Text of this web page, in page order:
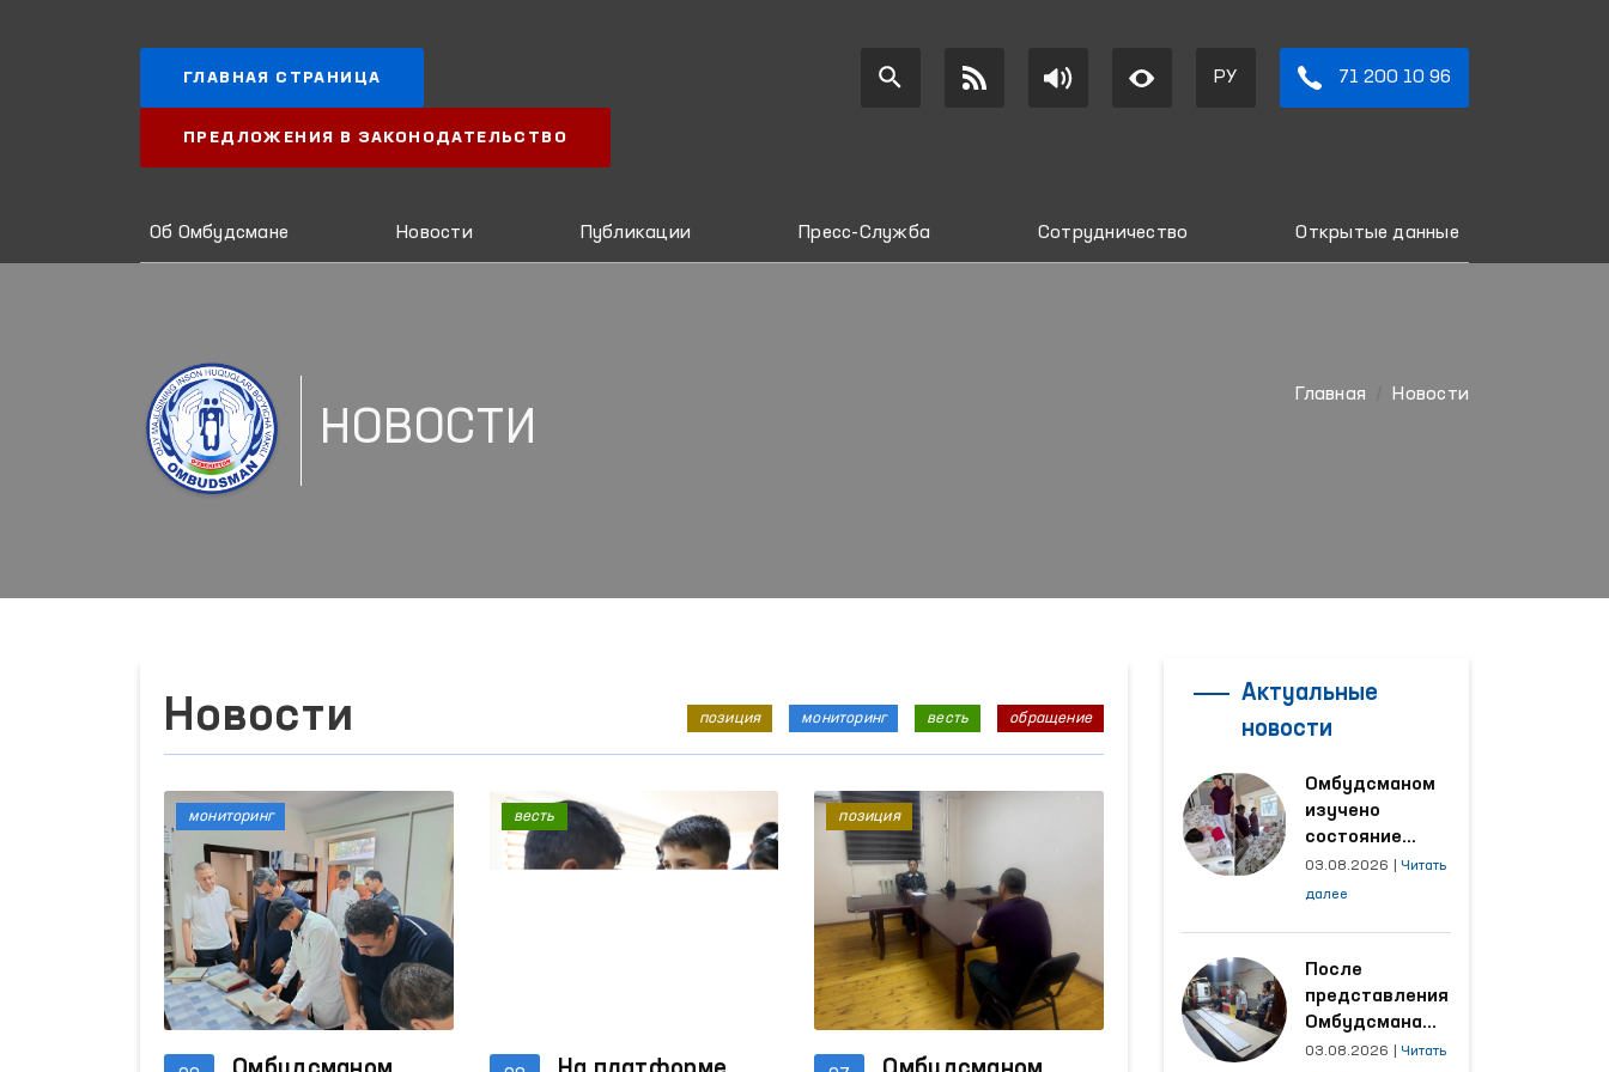
ГЛАВНАЯ СТРАНИЦА
ПРЕДЛОЖЕНИЯ В ЗАКОНОДАТЕЛЬСТВО
РУ 71 200 10 96
Об Омбудсмане Новости Публикации Пресс-Служба Сотрудничество Открытые данные
НОВОСТИ
Главная Новости
Новости позиция мониторинг весть обращение
мониторинг весть позиция
Актуальные
новости
Омбудсманом
изучено
состояние
женщины,
пострадавшей от
области
03.08.2026
Читать
далее
После
представления
Омбудсмана
улучшены
03.08.2026
Читать